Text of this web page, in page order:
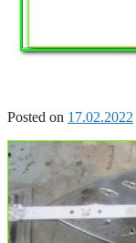
Posted on 17.02.2022